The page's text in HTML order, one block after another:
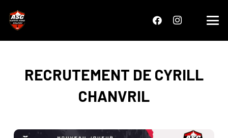
RECRUTEMENT DE CYRILL
CHANVRIL